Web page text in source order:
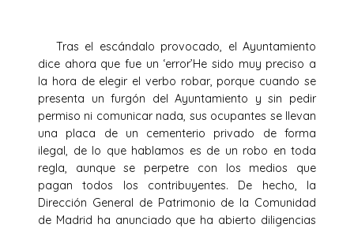
Tras el escándalo provocado, el Ayuntamiento
dice ahora que fue un ‘error’He sido muy preciso a
la hora de elegir el verbo robar, porque cuando se
presenta un furgón del Ayuntamiento y sin pedir
permiso ni comunicar nada, sus ocupantes se llevan
una placa de un cementerio privado de forma
ilegal, de lo que hablamos es de un robo en toda
regla, aunque se perpetre con los medios que
pagan todos los contribuyentes. De hecho, la
Dirección General de Patrimonio de la Comunidad
de Madrid ha anunciado que ha abierto diligencias